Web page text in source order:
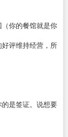
你的餐馆就是你
评维持经营，所
是签证。说想要